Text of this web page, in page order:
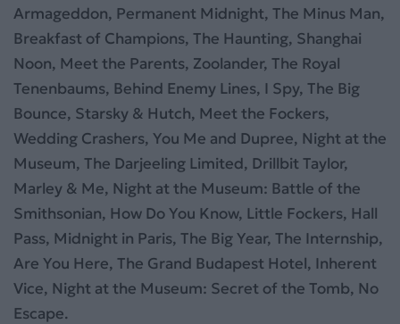
Armageddon, Permanent Midnight, The Minus Man,
Breakfast of Champions, The Haunting, Shanghai
Noon, Meet the Parents, Zoolander, The Royal
Tenenbaums, Behind Enemy Lines, I Spy, The Big
Bounce, Starsky & Hutch, Meet the Fockers,
Wedding Crashers, You Me and Dupree, Night at the
Museum, The Darjeeling Limited, Drillbit Taylor,
Marley & Me, Night at the Museum: Battle of the
Smithsonian, How Do You Know, Little Fockers, Hall
Pass, Midnight in Paris, The Big Year, The Internship,
Are You Here, The Grand Budapest Hotel, Inherent
Vice, Night at the Museum: Secret of the Tomb, No
Escape.